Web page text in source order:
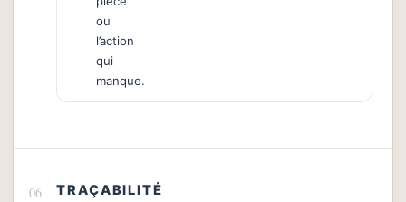
ou
l’action
qui
manque.
TRAÇABILITÉ